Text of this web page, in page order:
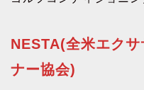
NESTA(全米エク
ナー協会)